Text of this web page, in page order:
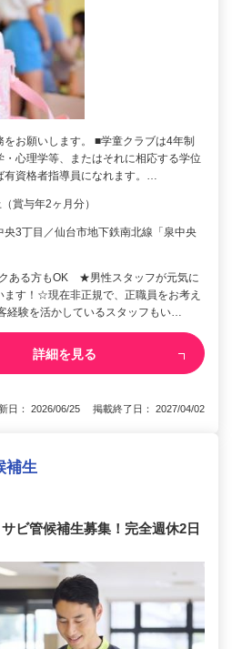
をお願いします。 ■学童クラブは4年制
・心理学等、またはそれに相応する学位
有資格者指導員になれます。…
賞与年2ヶ月分）
央3丁目／仙台市地下鉄南北線「泉中央
ある方もOK ★男性スタッフが元気に
ます！☆現在非正規で、正職員をお考え
験を活かしているスタッフもい…
詳細を見る
日： 2026/06/25 掲載終了日： 2027/04/02
補生
ビ管候補生募集！完全週休2日